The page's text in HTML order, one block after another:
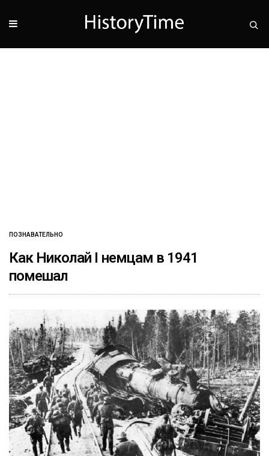
ПОЗНАВАТЕЛЬНО
Как Николай I немцам в 1941
помешал